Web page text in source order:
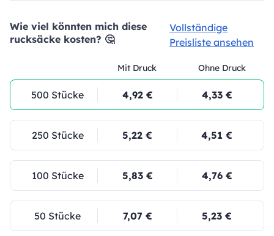
Wie viel könnten mich diese
rucksäcke kosten? 🤔
Vollständige
Preisliste ansehen
Mit Druck Ohne Druck
500 Stücke 4,92 € 4,33 €
250 Stücke 5,22 € 4,51 €
100 Stücke 5,83 € 4,76 €
50 Stücke 7,07 € 5,23 €